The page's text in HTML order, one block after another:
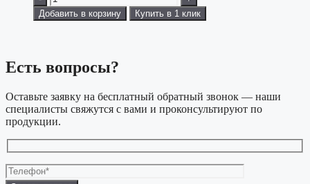
Добавить в корзину
Купить в 1 клик
Есть вопросы?
Оставьте заявку на бесплатный обратный звонок — наши
специалисты свяжутся с вами и проконсультируют по
продукции.